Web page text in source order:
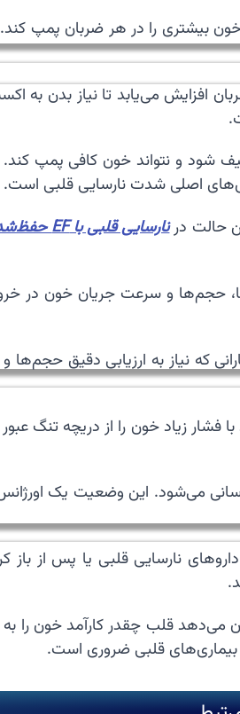
بیشتری را در هر ضربان پمپ کند.
می‌یابد تا نیاز بدن به
و نتواند خون کافی پمپ
اصلی شدت نارسایی قلبی است.
حالت درنارسایی قلبی با EF حفظ‌شده
حجم‌ها و سرعت جریان خون در
فشار زیاد خون را از دریچه
این وضعیت یک اورژانس
نارسایی قلبی یا پس از
قلب چقدر کارآمد خون را
قلبی ضروری است.